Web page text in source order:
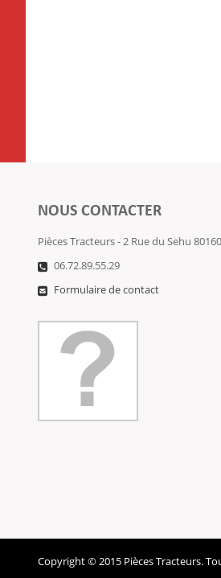
NOUS CONTACTER
Pièces Tracteurs - 2 Rue du Sehu
06.72.89.55.29
Formulaire de contact
Copyright © 2015 Pièces Tracteurs.